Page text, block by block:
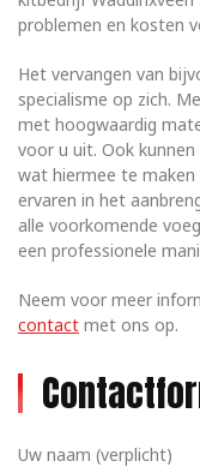
problemen en kosten
Het vervangen van
specialisme op zich.
met hoogwaardig
voor u uit. Ook
wat hiermee te
ervaren in het
alle voorkomende
een professionele
Neem voor meer
contact met ons op.
Uw naam (verplicht)